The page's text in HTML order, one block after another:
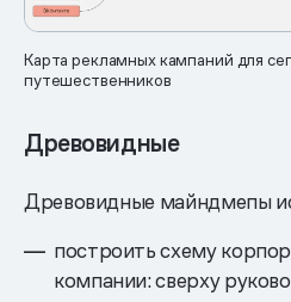
Карта рекламных кампаний для
путешественников
Древовидные
Древовидные майндмепы
построить схему
компании: сверху